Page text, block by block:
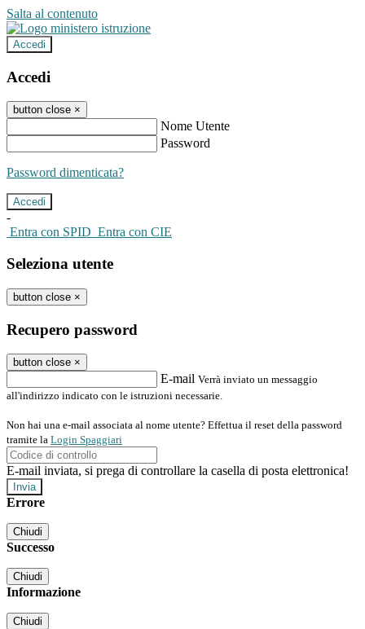
Salta al contenuto
Accedi
Accedi
button close ×
Nome Utente
Password
Password dimenticata?
-
Entra con SPID Entra con CIE
Seleziona utente
button close ×
Recupero password
button close ×
E-mail Verrà inviato un messaggio
all'indirizzo indicato con le istruzioni necessarie.
Non hai una e-mail associata al nome utente? Effettua il reset della password
tramite la Login Spaggiari
E-mail inviata, si prega di controllare la casella di posta elettronica!
Errore
Chiudi
Successo
Chiudi
Informazione
Chiudi